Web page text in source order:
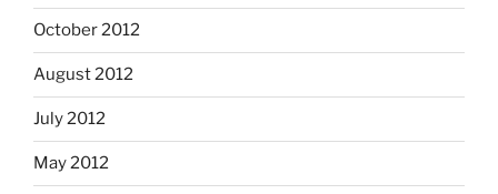
October 2012
August 2012
July 2012
May 2012